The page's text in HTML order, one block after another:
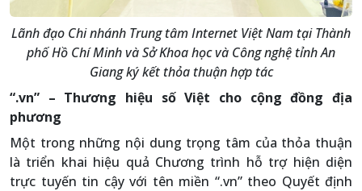
Lãnh đạo Chi nhánh Trung tâm Internet Việt Nam tại Thành
phố Hồ Chí Minh và Sở Khoa học và Công nghệ tỉnh An
Giang ký kết thỏa thuận hợp tác
“.vn” – Thương hiệu số Việt cho cộng đồng địa
phương
Một trong những nội dung trọng tâm của thỏa thuận
là triển khai hiệu quả Chương trình hỗ trợ hiện diện
trực tuyến tin cậy với tên miền “.vn” theo Quyết định